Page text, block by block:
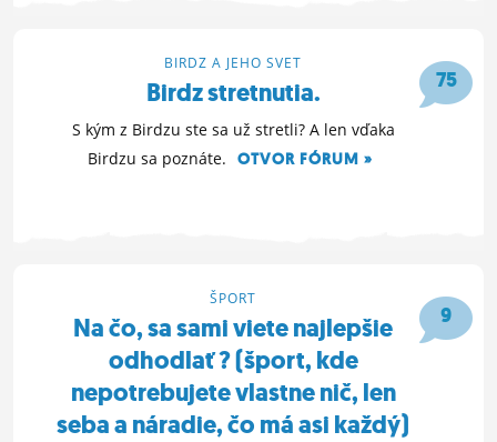
75
BIRDZ A JEHO SVET
Birdz stretnutia.
S kým z Birdzu ste sa už stretli? A len vďaka
Birdzu sa poznáte.
OTVOR FÓRUM »
9
ŠPORT
Na čo, sa sami viete najlepšie
odhodlať ? (šport, kde
nepotrebujete vlastne nič, len
seba a náradie, čo má asi každý)